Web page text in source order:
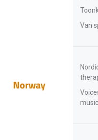
Van
Norway